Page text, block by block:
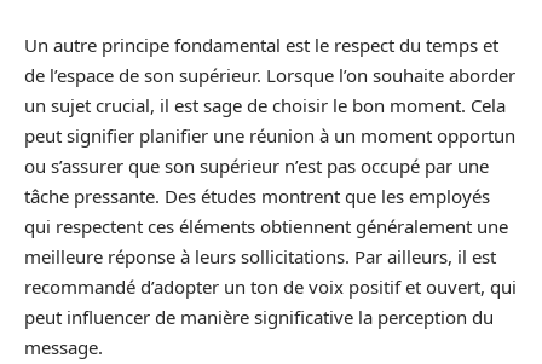
Un autre principe fondamental est le respect du temps et
de l’espace de son supérieur. Lorsque l’on souhaite aborder
un sujet crucial, il est sage de choisir le bon moment. Cela
peut signifier planifier une réunion à un moment opportun
ou s’assurer que son supérieur n’est pas occupé par une
tâche pressante. Des études montrent que les employés
qui respectent ces éléments obtiennent généralement une
meilleure réponse à leurs sollicitations. Par ailleurs, il est
recommandé d’adopter un ton de voix positif et ouvert, qui
peut influencer de manière significative la perception du
message.